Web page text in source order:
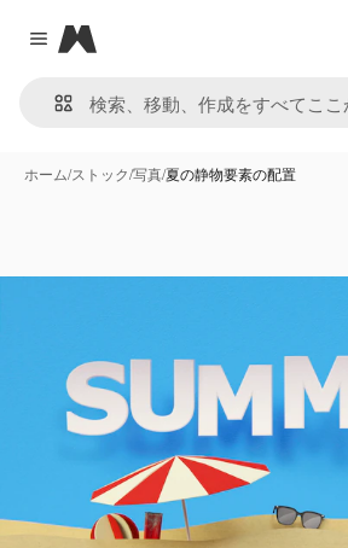
Close menu
Magnific
ホーム/ストック/写真/夏の静物要素の配置